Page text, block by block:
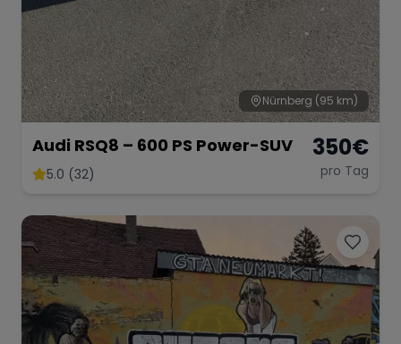
Nürnberg (95 km)
Audi RSQ8 – 600 PS Power-SUV
5.0 (32)
350€
pro Tag